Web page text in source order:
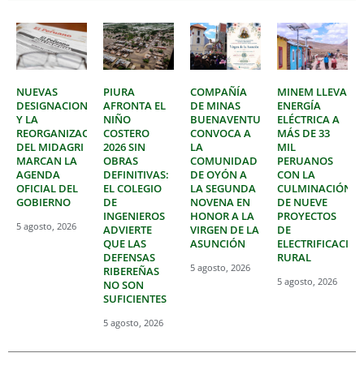
NUEVAS
DESIGNACIONES
Y LA
REORGANIZACIÓN
DEL MIDAGRI
MARCAN LA
AGENDA
OFICIAL DEL
GOBIERNO
5 agosto, 2026
PIURA
AFRONTA EL
NIÑO
COSTERO
2026 SIN
OBRAS
DEFINITIVAS:
EL COLEGIO
DE
INGENIEROS
ADVIERTE
QUE LAS
DEFENSAS
RIBEREÑAS
NO SON
SUFICIENTES
5 agosto, 2026
COMPAÑÍA
DE MINAS
BUENAVENTURA
CONVOCA A
LA
COMUNIDAD
DE OYÓN A
LA SEGUNDA
NOVENA EN
HONOR A LA
VIRGEN DE LA
ASUNCIÓN
5 agosto, 2026
MINEM LLEVA
ENERGÍA
ELÉCTRICA A
MÁS DE 33
MIL
PERUANOS
CON LA
CULMINACIÓN
DE NUEVE
PROYECTOS
DE
ELECTRIFICACIÓN
RURAL
5 agosto, 2026